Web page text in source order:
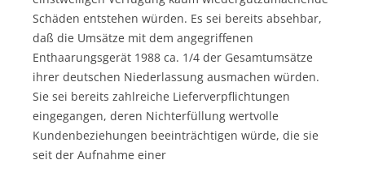
Schäden entstehen würden. Es sei bereits absehbar,
daß die Umsätze mit dem angegriffenen
Enthaarungsgerät 1988 ca. 1/4 der Gesamtumsätze
ihrer deutschen Niederlassung ausmachen würden.
Sie sei bereits zahlreiche Lieferverpflichtungen
eingegangen, deren Nichterfüllung wertvolle
Kundenbeziehungen beeinträchtigen würde, die sie
seit der Aufnahme einer